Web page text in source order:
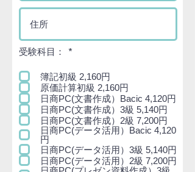
受験科目： *
目
簿記初級 2,160円
原価計算初級 2,160円
日商PC(文書作成）Bacic 4,120円
日商PC(文書作成）3級 5,140円
日商PC(文書作成）2級 7,200円
日商PC(データ活用）Bacic 4,120
円
日商PC(データ活用）3級 5,140円
日商PC(データ活用）2級 7,200円